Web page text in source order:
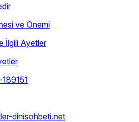
ve Önemi